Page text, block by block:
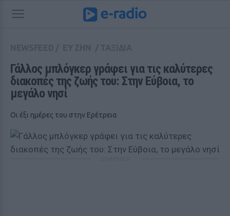
Γάλλος μπλόγκερ γράφει για τις καλύτερες
διακοπές της ζωής του: Στην Εύβοια, το
μεγάλο νησί
Οι έξι ημέρες του στην Ερέτρεια